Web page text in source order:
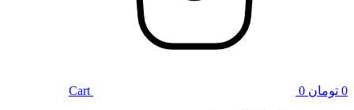
0 تومان 0
Cart